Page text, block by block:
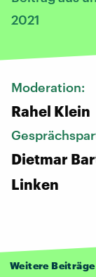
2021
Moderation:
Rahel Klein
Dietmar
Linken
Weitere Beiträge